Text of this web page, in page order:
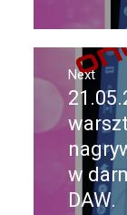
Next
Next
post:
w
DAW.